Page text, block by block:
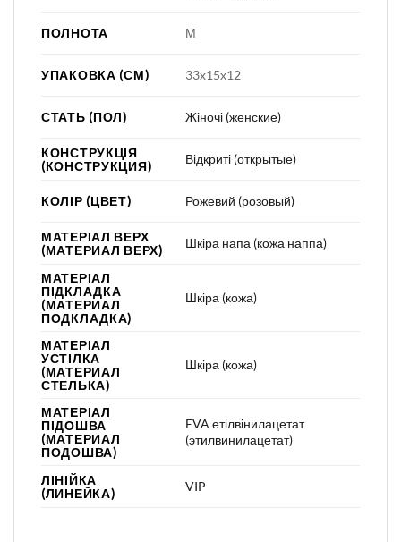
ПОЛНОТА М
УПАКОВКА (СМ) 33х15х12
СТАТЬ (ПОЛ) Жіночі (женские)
КОНСТРУКЦІЯ
(КОНСТРУКЦИЯ)
Відкриті (открытые)
КОЛІР (ЦВЕТ) Рожевий (розовый)
МАТЕРІАЛ ВЕРХ
(МАТЕРИАЛ ВЕРХ)
Шкіра напа (кожа наппа)
МАТЕРІАЛ
ПІДКЛАДКА
(МАТЕРИАЛ
ПОДКЛАДКА)
Шкіра (кожа)
МАТЕРІАЛ
УСТІЛКА
(МАТЕРИАЛ
СТЕЛЬКА)
Шкіра (кожа)
МАТЕРІАЛ
ПІДОШВА
(МАТЕРИАЛ
ПОДОШВА)
EVA етілвінилацетат
(этилвинилацетат)
ЛІНІЙКА
(ЛИНЕЙКА)
VIP